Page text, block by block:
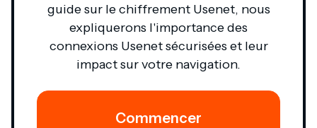
guide sur le chiffrement Usenet, nous
expliquerons l'importance des
connexions Usenet sécurisées et leur
impact sur votre navigation.
Commencer